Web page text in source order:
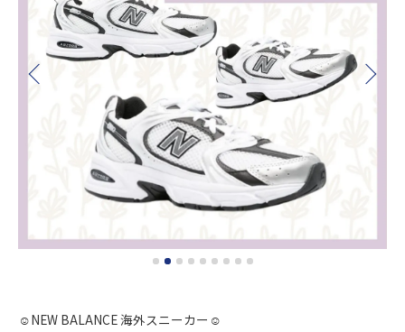
☺︎NEW BALANCE 海外スニーカー☺︎